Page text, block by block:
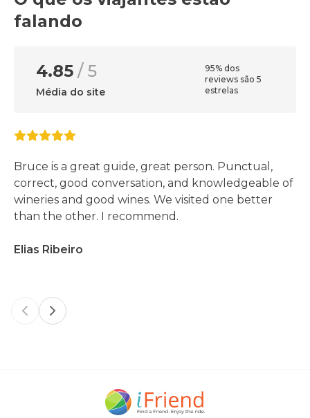
falando
4.85 / 5
Média do site
95% dos
reviews são 5
estrelas
Bruce is a great guide, great person. Punctual,
correct, good conversation, and knowledgeable of
wineries and good wines. We visited one better
than the other. I recommend.
Elias Ribeiro
Previous slide
Next slide